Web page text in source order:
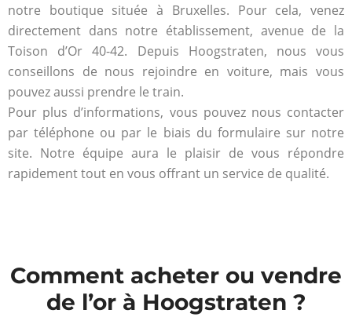
notre boutique située à Bruxelles. Pour cela, venez
directement dans notre établissement, avenue de la
Toison d’Or 40-42. Depuis Hoogstraten, nous vous
conseillons de nous rejoindre en voiture, mais vous
pouvez aussi prendre le train.
Pour plus d’informations, vous pouvez nous contacter
par téléphone ou par le biais du formulaire sur notre
site. Notre équipe aura le plaisir de vous répondre
rapidement tout en vous offrant un service de qualité.
Comment acheter ou vendre
de l’or à Hoogstraten ?